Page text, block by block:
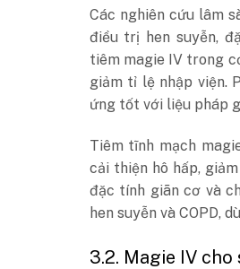
Các nghiên cứu lâm
điều trị hen suyễn,
tiêm magie IV trong
giảm tỉ lệ nhập viện.
ứng tốt với liệu pháp
Tiêm tĩnh mạch
cải thiện hô hấp,
đặc tính giãn cơ và
hen suyễn và COPD,
3.2. Magie IV